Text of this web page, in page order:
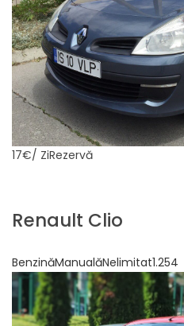
17€/ ZiRezervă
Renault Clio
BenzinăManualăNelimitat1.254